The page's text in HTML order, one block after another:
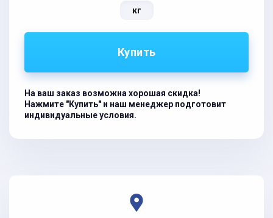
кг
Купить
На ваш заказ возможна хорошая скидка!
Нажмите "Купить" и наш менеджер подготовит
индивидуальные условия.